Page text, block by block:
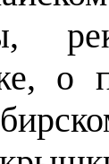
о